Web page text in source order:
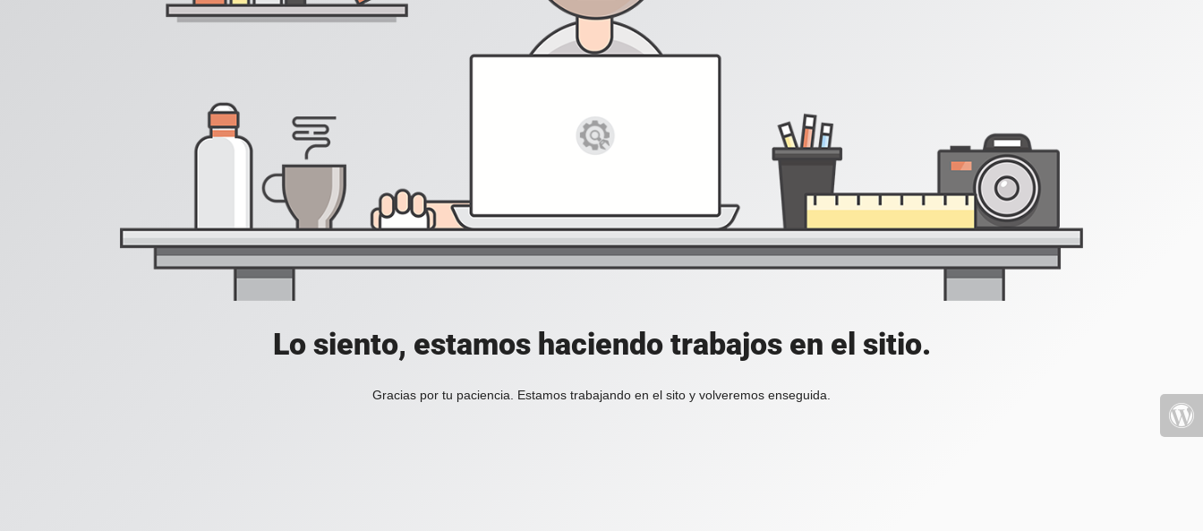
Lo siento, estamos haciendo trabajos en el sitio.
Gracias por tu paciencia. Estamos trabajando en el sito y volveremos enseguida.